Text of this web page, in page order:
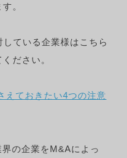
。
ている企業様はこちら
ださい。
えておきたい4つの注意
の企業をM&Aによっ